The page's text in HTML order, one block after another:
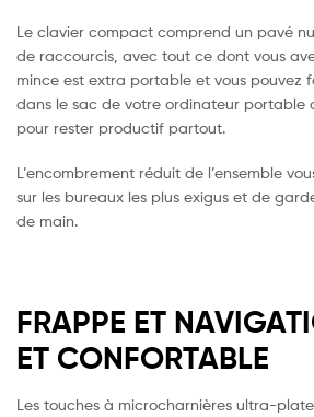
Le clavier compact comprend un pavé
de raccourcis, avec tout ce dont vous
mince est extra portable et vous pouvez
dans le sac de votre ordinateur portable
pour rester productif partout.
L’encombrement réduit de l’ensemble
sur les bureaux les plus exigus et de
de main.
FRAPPE ET
ET CONFORTABLE
Les touches à microcharnières ultra-